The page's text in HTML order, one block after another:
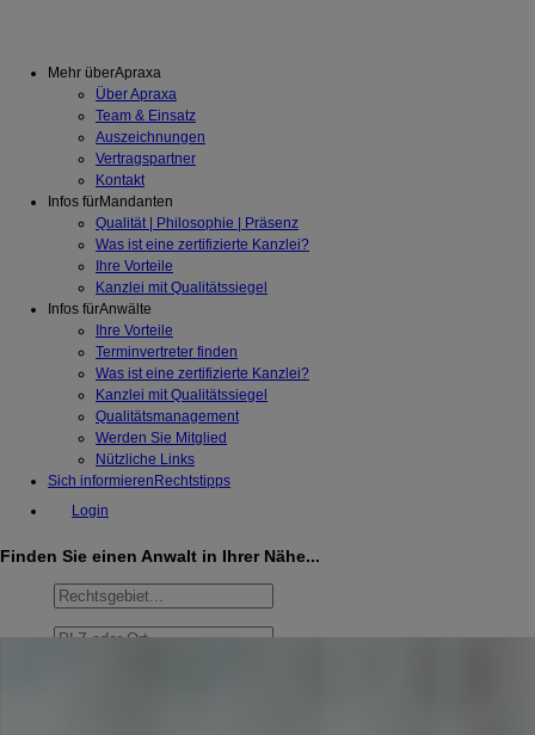
Mehr überApraxa
Über Apraxa
Team & Einsatz
Auszeichnungen
Vertragspartner
Kontakt
Infos fürMandanten
Qualität | Philosophie | Präsenz
Was ist eine zertifizierte Kanzlei?
Ihre Vorteile
Kanzlei mit Qualitätssiegel
Infos fürAnwälte
Ihre Vorteile
Terminvertreter finden
Was ist eine zertifizierte Kanzlei?
Kanzlei mit Qualitätssiegel
Qualitätsmanagement
Werden Sie Mitglied
Nützliche Links
Sich informieren Rechtstipps
Login
Finden Sie einen Anwalt in Ihrer Nähe...